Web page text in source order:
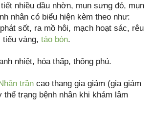
nhiều dầu nhờn, mụn sưng đỏ, mụn
nhân có biểu hiện kèm theo như:
sốt, ra mồ hôi, mạch hoạt sác, rêu
vàng, táo bón.
nhiệt, hóa thấp, thông phủ.
trần cao thang gia giảm (gia giảm
thể trạng bệnh nhân khi khám lâm